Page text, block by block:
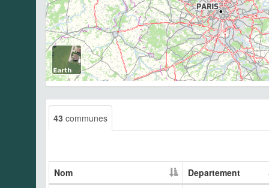
43 communes
Nom
Departement